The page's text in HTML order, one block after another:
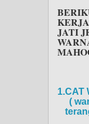
JATI
1.CAT
(